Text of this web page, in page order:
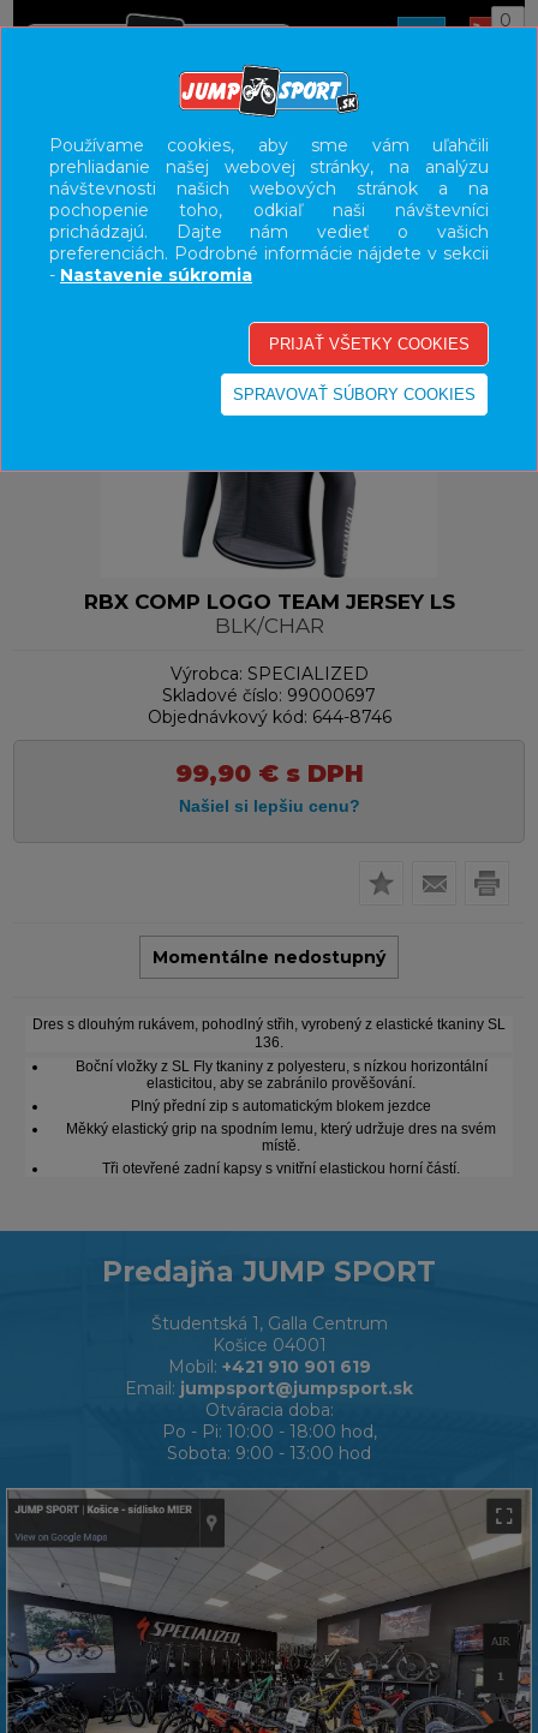
0
UŽÍVATEĽSKÝ PANEL
KATEGÓRIE
HLAVNÉ MENU
RBX COMP LOGO TEAM JERSEY LS
BLK/CHAR
Výrobca: SPECIALIZED
Skladové číslo: 99000697
Objednávkový kód: 644-8746
99,90 €s DPH
Momentálne nedostupný
Dres s dlouhým rukávem, pohodlný střih, vyrobený z elastické tkaniny SL
136.
Boční vložky z SL Fly tkaniny z polyesteru, s nízkou horizontální
elasticitou, aby se zabránilo prověšování.
Plný přední zip s automatickým blokem jezdce
Měkký elastický grip na spodním lemu, který udržuje dres na svém
místě.
Tři otevřené zadní kapsy s vnitřní elastickou horní částí.
Predajňa JUMP SPORT
Študentská 1, Galla Centrum
Košice 04001
Mobil: +421 910 901 619
Email: jumpsport@jumpsport.sk
Otváracia doba:
Po - Pi: 10:00 - 18:00 hod,
Sobota: 9:00 - 13:00 hod
Používame cookies, aby sme vám uľahčili
prehliadanie našej webovej stránky, na analýzu
návštevnosti našich webových stránok a na
pochopenie toho, odkiaľ naši návštevníci
prichádzajú. Dajte nám vedieť o vašich
preferenciách. Podrobné informácie nájdete v sekcii
- Nastavenie súkromia